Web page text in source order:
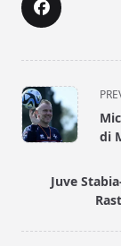
<span
class="nav-
subtitle
reader-
text">Page</
di
Juve